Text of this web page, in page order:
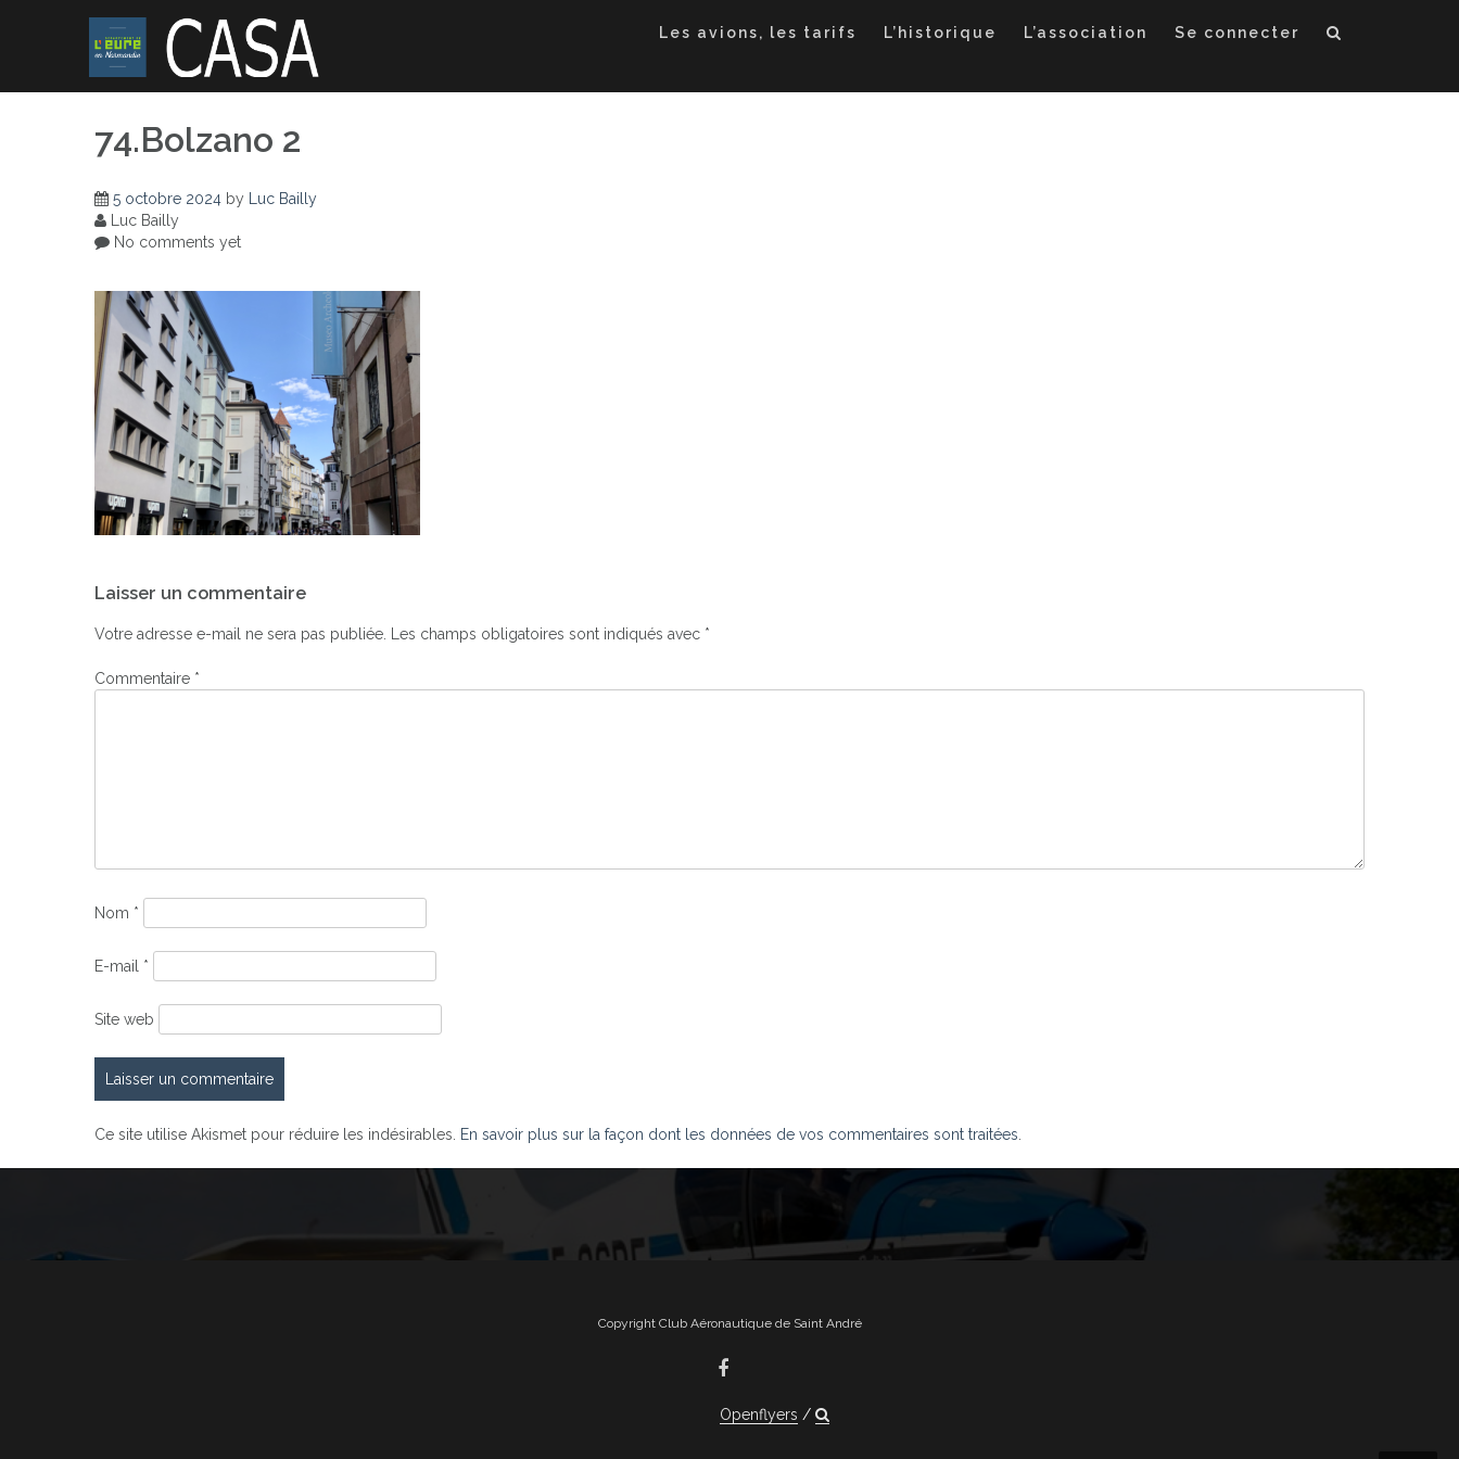
Les avions, les tarifs L’historique L’association Se connecter
74.Bolzano 2
5 octobre 2024 by
Luc Bailly
Luc Bailly
No comments yet
de
l’article
Laisser un commentaire
Votre adresse e-mail ne sera pas publiée. Les champs obligatoires sont indiqués avec *
Commentaire *
Nom *
E-mail *
Site web
Ce site utilise Akismet pour réduire les indésirables. En savoir plus sur la façon dont les données de vos commentaires sont traitées.
Copyright Club Aéronautique de Saint André
Openflyers